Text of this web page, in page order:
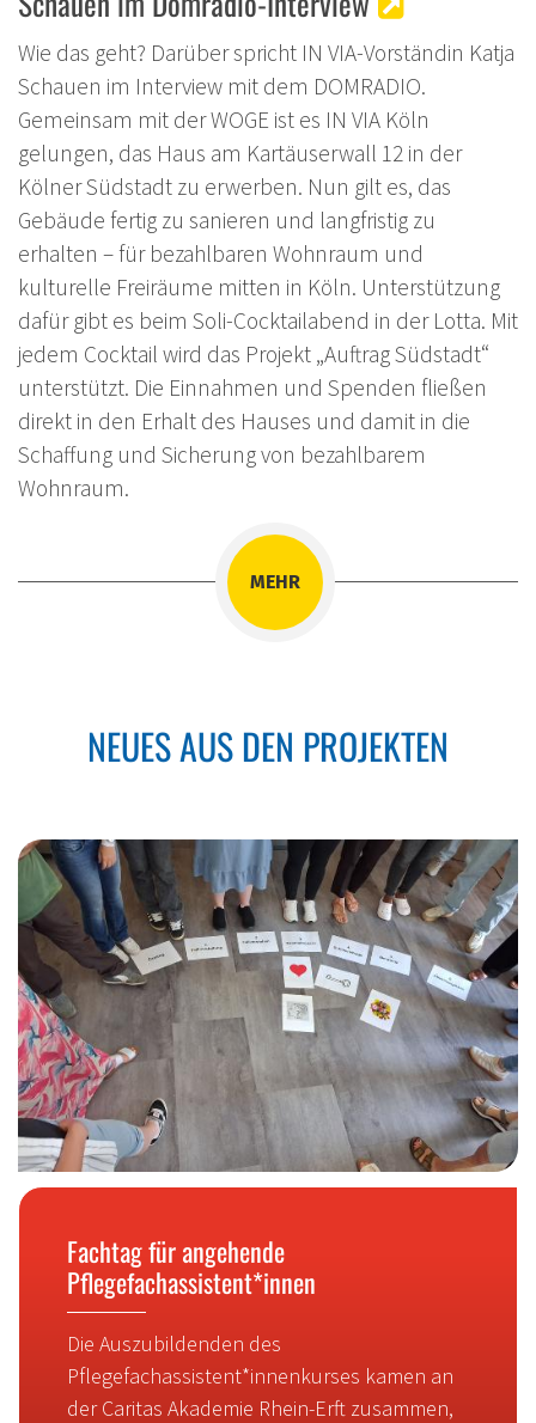
Wie das geht? Darüber spricht IN VIA-Vorständin Katja
Schauen im Interview mit dem DOMRADIO.
Gemeinsam mit der WOGE ist es IN VIA Köln
gelungen, das Haus am Kartäuserwall 12 in der
Kölner Südstadt zu erwerben. Nun gilt es, das
Gebäude fertig zu sanieren und langfristig zu
erhalten – für bezahlbaren Wohnraum und
kulturelle Freiräume mitten in Köln. Unterstützung
dafür gibt es beim Soli-Cocktailabend in der Lotta. Mit
jedem Cocktail wird das Projekt „Auftrag Südstadt“
unterstützt. Die Einnahmen und Spenden fließen
direkt in den Erhalt des Hauses und damit in die
Schaffung und Sicherung von bezahlbarem
Wohnraum.
MEHR
NEUES AUS DEN PROJEKTEN
Fachtag für angehende
Pflegefachassistent*innen
Die Auszubildenden des
Pflegefachassistent*innenkurses kamen an
der Caritas Akademie Rhein-Erft zusammen,